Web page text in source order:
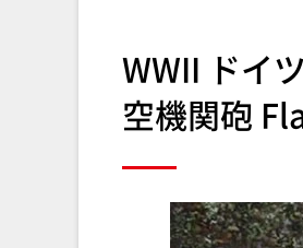
WWII ドイ
空機関砲